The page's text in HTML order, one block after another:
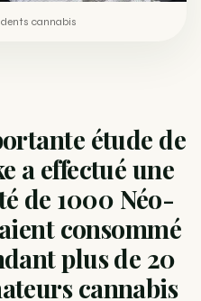
cannabis
étude de
a effectué une
de 1000 Néo-
consommé
plus de 20
cannabis